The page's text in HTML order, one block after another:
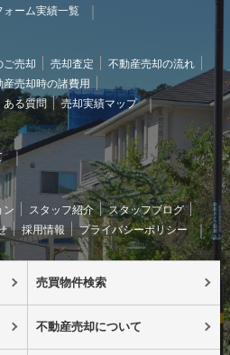
ォーム実績一覧
ご売却 売却査定
不動産売却の流れ
産売却時の諸費用
ある質問 売却実績マップ
ン スタッフ紹介
スタッフブログ
採用情報 プライバシーポリシー
売買物件検索
不動産売却について